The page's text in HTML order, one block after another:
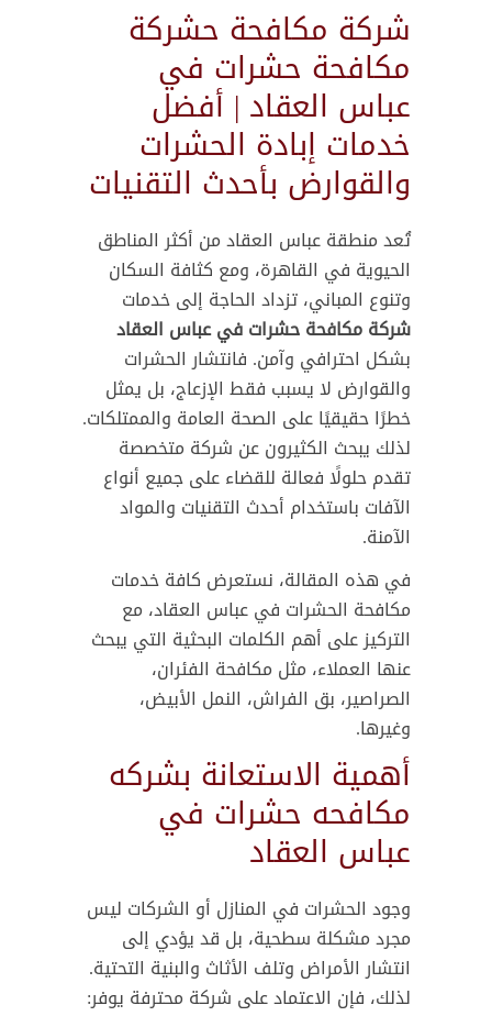
شركة مكافحة حشركة
مكافحة حشرات في
عباس العقاد | أفضل
خدمات إبادة الحشرات
والقوارض بأحدث التقنيات
تُعد منطقة عباس العقاد من أكثر المناطق
الحيوية في القاهرة، ومع كثافة السكان
وتنوع المباني، تزداد الحاجة إلى خدمات
شركة مكافحة حشرات في عباس العقاد
بشكل احترافي وآمن. فانتشار الحشرات
والقوارض لا يسبب فقط الإزعاج، بل يمثل
خطرًا حقيقيًا على الصحة العامة والممتلكات.
لذلك يبحث الكثيرون عن شركة متخصصة
تقدم حلولًا فعالة للقضاء على جميع أنواع
الآفات باستخدام أحدث التقنيات والمواد
الآمنة.
في هذه المقالة، نستعرض كافة خدمات
مكافحة الحشرات في عباس العقاد، مع
التركيز على أهم الكلمات البحثية التي يبحث
عنها العملاء، مثل مكافحة الفئران،
الصراصير، بق الفراش، النمل الأبيض،
وغيرها.
أهمية الاستعانة بشركه
مكافحه حشرات في
عباس العقاد
وجود الحشرات في المنازل أو الشركات ليس
مجرد مشكلة سطحية، بل قد يؤدي إلى
انتشار الأمراض وتلف الأثاث والبنية التحتية.
لذلك، فإن الاعتماد على شركة محترفة يوفر: